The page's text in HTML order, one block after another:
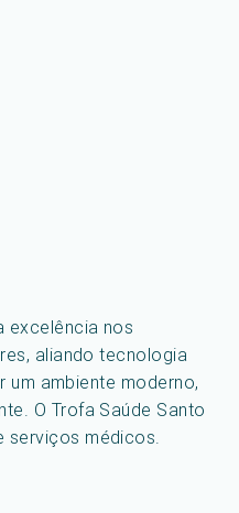
excelência nos
aliando tecnologia
ambiente moderno,
O Trofa Saúde Santo
serviços médicos.